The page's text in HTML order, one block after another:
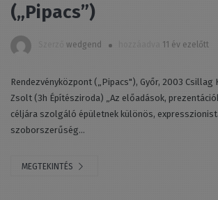
(„Pipacs”)
wedgend 11 év ezelőtt
Rendezvényközpont („Pipacs"), Győr, 2003 Csillag
Zsolt (3h Építésziroda) „Az előadások,
céljára szolgáló épületnek különös,
szoborszerűség...
MEGTEKINTÉS